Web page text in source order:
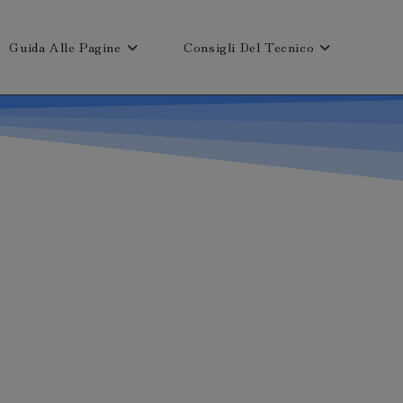
Guida Alle Pagine
Consigli Del Tecnico